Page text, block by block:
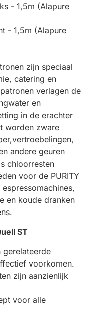
- 1,5m (Alapure
- 1,5m (Alapure
zijn speciaal
catering en
verlagen de
en
in de erachter
worden zware
andere geuren
chloorresten
voor de PURITY
en koude dranken
ST
gerelateerde
voorkomen.
zijn aanzienlijk
voor alle